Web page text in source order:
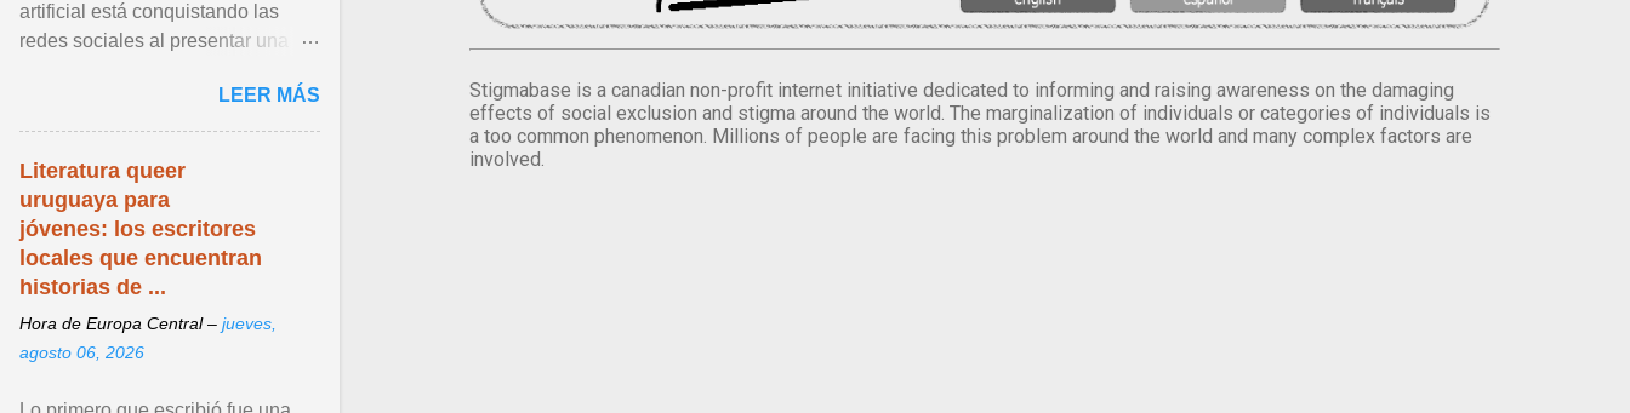
Stigmabase is a canadian non-profit internet initiative dedicated to informing and raising awareness on the damaging
effects of social exclusion and stigma around the world. The marginalization of individuals or categories of individuals is
a too common phenomenon. Millions of people are facing this problem around the world and many complex factors are
involved.
artificial está conquistando las
redes sociales al presentar una
los personajes más icónicos de X-
Men: Wolverine y Cíclope. Ver
LEER MÁS
Literatura queer
uruguaya para
jóvenes: los escritores
locales que encuentran
historias de ...
Hora de Europa Central – jueves,
agosto 06, 2026